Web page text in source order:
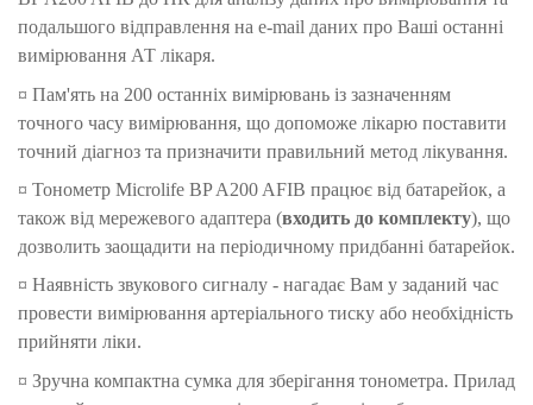
подальшого відправлення на e-mail даних про Ваші останні
вимірювання АТ лікаря.
¤ Пам'ять на 200 останніх вимірювань із зазначенням
точного часу вимірювання, що допоможе лікарю поставити
точний діагноз та призначити правильний метод лікування.
¤ Тонометр Microlife BP A200 AFIB працює від батарейок, а
також від мережевого адаптера (входить до комплекту), що
дозволить заощадити на періодичному придбанні батарейок.
¤ Наявність звукового сигналу - нагадає Вам у заданий час
провести вимірювання артеріального тиску або необхідність
прийняти ліки.
¤ Зручна компактна сумка для зберігання тонометра. Прилад